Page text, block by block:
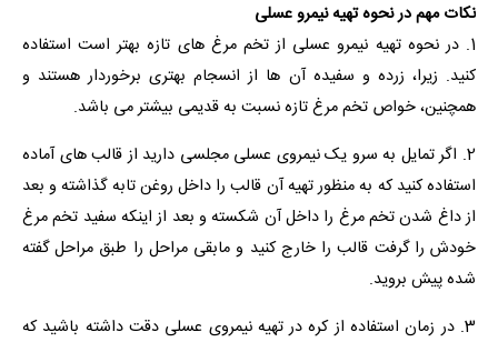
نکات مهم در نحوه تهیه نیمرو عسلی
1. در نحوه تهیه نیمرو عسلی از تخم مرغ های تازه بهتر است استفاده
کنید. زیرا، زرده و سفیده آن ها از انسجام بهتری برخوردار هستند و
همچنین، خواص تخم مرغ تازه نسبت به قدیمی بیشتر می باشد.
2. اگر تمایل به سرو یک نیمروی عسلی مجلسی دارید از قالب های آماده
استفاده کنید که به منظور تهیه آن قالب را داخل روغن تابه گذاشته و بعد
از داغ شدن تخم مرغ را داخل آن شکسته و بعد از اینکه سفید تخم مرغ
خودش را گرفت قالب را خارج کنید و مابقی مراحل را طبق مراحل گفته
شده پیش بروید.
3. در زمان استفاده از کره در تهیه نیمروی عسلی دقت داشته باشید که